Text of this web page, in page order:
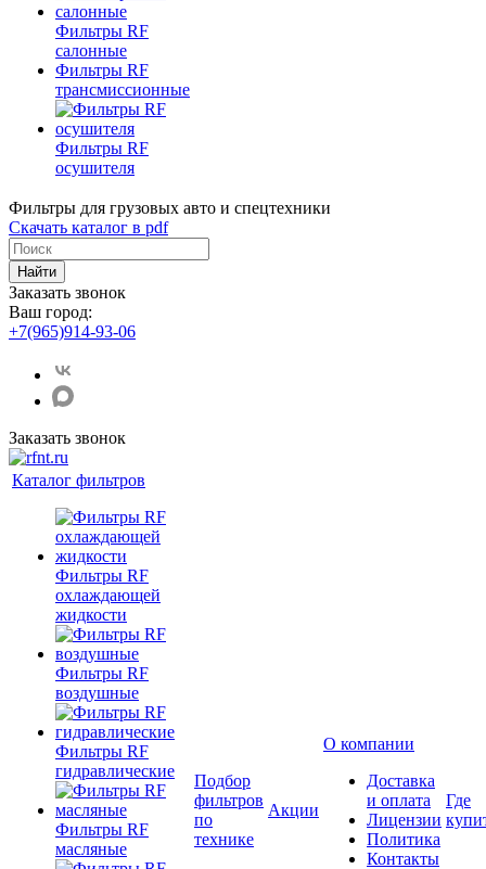
Фильтры RF
салонные
Фильтры RF
трансмиссионные
Фильтры RF
осушителя
Фильтры для грузовых авто и спецтехники
Скачать каталог в pdf
Найти
Заказать звонок
Ваш город:
+7(965)914-93-06
Заказать звонок
Каталог фильтров
Фильтры RF
охлаждающей
жидкости
Фильтры RF
воздушные
Фильтры RF
гидравлические
Фильтры RF
масляные
Подбор
фильтров
по
технике
Акции
О компании
Доставка
и оплата
Лицензии
Политика
Контакты
Где